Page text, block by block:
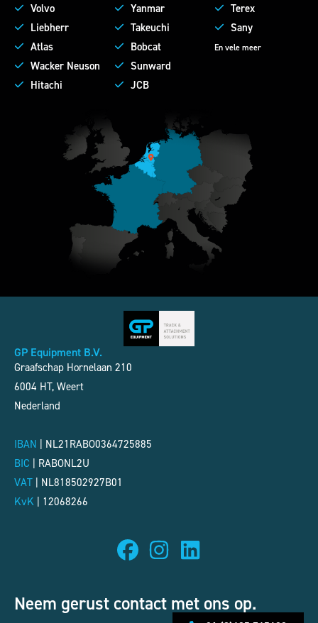
Volvo
Liebherr
Atlas
Wacker Neuson
Hitachi
Yanmar
Takeuchi
Bobcat
Sunward
JCB
Terex
Sany
En vele meer
GP Equipment B.V.
Graafschap Hornelaan 210
6004 HT, Weert
Nederland
IBAN | NL21RABO0364725885
BIC | RABONL2U
VAT | NL818502927B01
KvK | 12068266
Neem gerust contact met ons op.